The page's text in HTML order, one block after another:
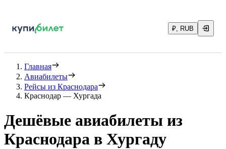
₽, RUB
Главная
Авиабилеты
Рейсы из Краснодара
Краснодар — Хургада
Дешёвые авиабилеты из
Краснодара в Хургаду